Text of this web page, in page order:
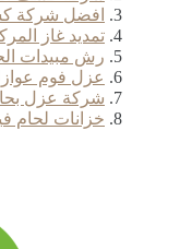
افضل شركة
تمديد غاز
رش مبيدات
عزل فوم
شركة عزل
خزانات لحام